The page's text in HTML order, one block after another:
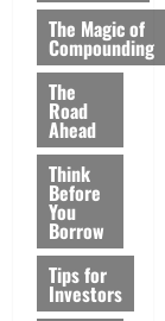
The Magic of
Compounding
The
Road
Ahead
Think
Before
You
Borrow
Tips for
Investors